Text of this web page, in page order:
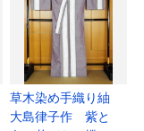
草木染め手織り紬
大島律子作 紫と